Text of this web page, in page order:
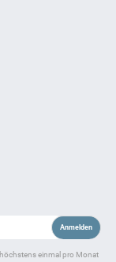
einmal pro Monat